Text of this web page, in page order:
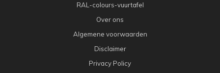
RAL-colours-vuurtafel
Over ons
Algemene voorwaarden
Disclaimer
Privacy Policy